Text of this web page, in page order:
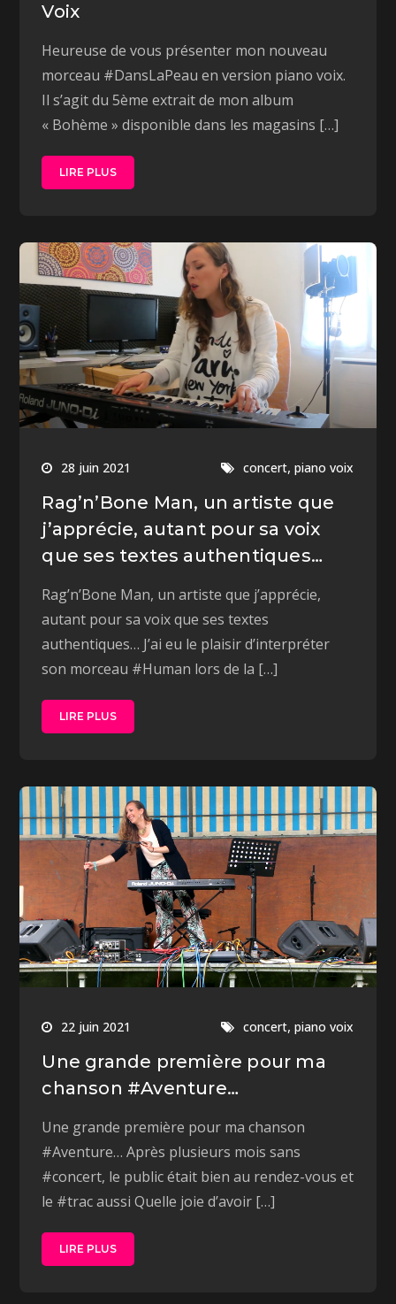
Voix
Heureuse de vous présenter mon nouveau
morceau #DansLaPeau en version piano voix.
Il s’agit du 5ème extrait de mon album
« Bohème » disponible dans les magasins […]
LIRE PLUS
28 juin 2021 concert,piano voix
Rag’n’Bone Man, un artiste que
j’apprécie, autant pour sa voix
que ses textes authentiques…
Rag’n’Bone Man, un artiste que j’apprécie,
autant pour sa voix que ses textes
authentiques… J’ai eu le plaisir d’interpréter
son morceau #Human lors de la […]
LIRE PLUS
22 juin 2021 concert,piano voix
Une grande première pour ma
chanson #Aventure…
Une grande première pour ma chanson
#Aventure… Après plusieurs mois sans
#concert, le public était bien au rendez-vous et
le #trac aussi Quelle joie d’avoir […]
LIRE PLUS